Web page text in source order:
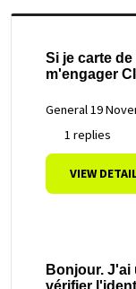
Si je carte
m'engager
General19
1 replies
VIEW
Bonjour. J'ai
vérifier